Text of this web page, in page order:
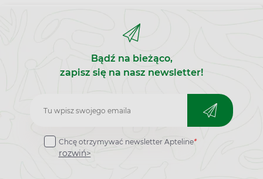
Bądź na bieżąco,
zapisz się na nasz newsletter!
Zapisz
do
newslettera
Chcę otrzymywać newsletter Apteline*
rozwiń>